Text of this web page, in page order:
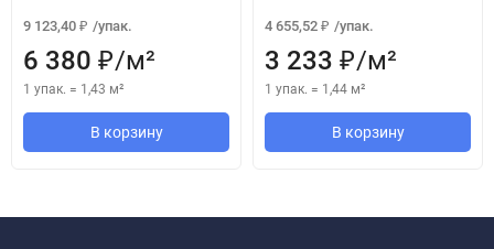
9 123,40 ₽ /упак.
6 380 ₽/м²
1 упак. = 1,43 м²
В корзину
4 655,52 ₽ /упак.
3 233 ₽/м²
1 упак. = 1,44 м²
В корзину